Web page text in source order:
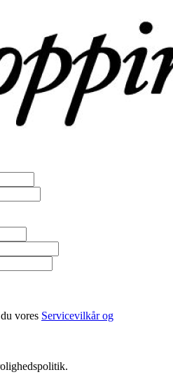
vores Servicevilkår og